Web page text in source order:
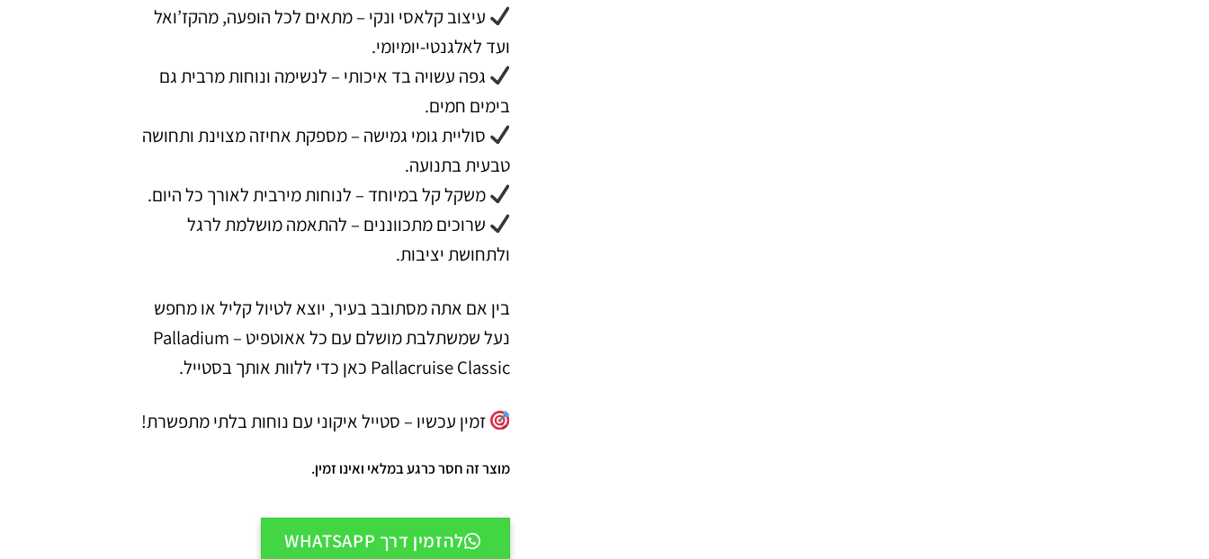
עיצוב קלאסי ונקי – מתאים לכל הופעה, מהקז’ואל
ועד לאלגנטי-יומיומי.
גפה עשויה בד איכותי – לנשימה ונוחות מרבית גם
בימים חמים.
סוליית גומי גמישה – מספקת אחיזה מצוינת ותחושה
טבעית בתנועה.
משקל קל במיוחד – לנוחות מירבית לאורך כל היום.
שרוכים מתכווננים – להתאמה מושלמת לרגל
ולתחושת יציבות.
בין אם אתה מסתובב בעיר, יוצא לטיול קליל או מחפש
נעל שמשתלבת מושלם עם כל אאוטפיט – Palladium
Pallacruise Classic כאן כדי ללוות אותך בסטייל.
זמין עכשיו – סטייל איקוני עם נוחות בלתי מתפשרת!
מוצר זה חסר כרגע במלאי ואינו זמין.
להזמין דרך WHATSAPP